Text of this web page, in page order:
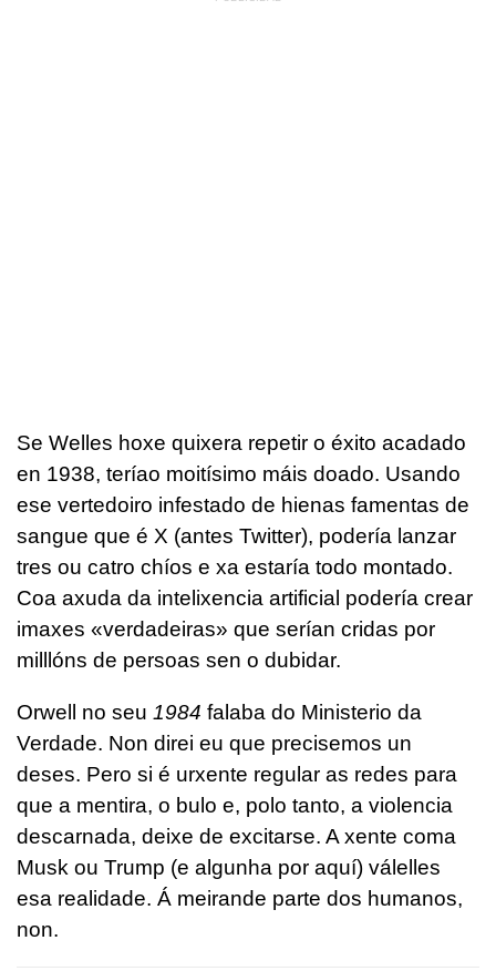
Se Welles hoxe quixera repetir o éxito acadado
en 1938, teríao moitísimo máis doado. Usando
ese vertedoiro infestado de hienas famentas de
sangue que é X (antes Twitter), podería lanzar
tres ou catro chíos e xa estaría todo montado.
Coa axuda da intelixencia artificial podería crear
imaxes «verdadeiras» que serían cridas por
milllóns de persoas sen o dubidar.
Orwell no seu 1984 falaba do Ministerio da
Verdade. Non direi eu que precisemos un
deses. Pero si é urxente regular as redes para
que a mentira, o bulo e, polo tanto, a violencia
descarnada, deixe de excitarse. A xente coma
Musk ou Trump (e algunha por aquí) válelles
esa realidade. Á meirande parte dos humanos,
non.